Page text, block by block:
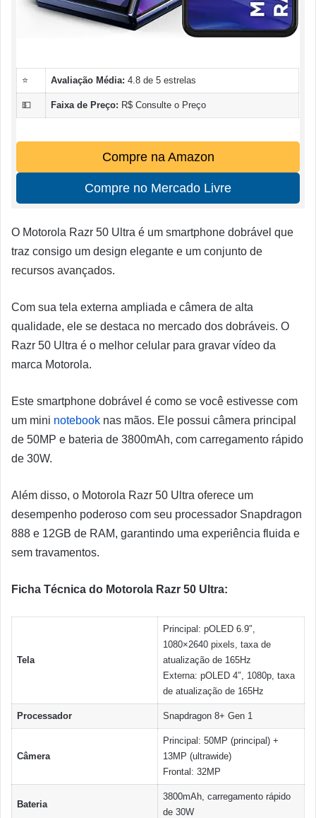
⭐ Avaliação Média: 4.8 de 5 estrelas
💵 Faixa de Preço: R$ Consulte o Preço
Compre na Amazon
Compre no Mercado Livre
O Motorola Razr 50 Ultra é um smartphone dobrável que
traz consigo um design elegante e um conjunto de
recursos avançados.
Com sua tela externa ampliada e câmera de alta
qualidade, ele se destaca no mercado dos dobráveis. O
Razr 50 Ultra é o melhor celular para gravar vídeo da
marca Motorola.
Este smartphone dobrável é como se você estivesse com
um mini notebook nas mãos. Ele possui câmera principal
de 50MP e bateria de 3800mAh, com carregamento rápido
de 30W.
Além disso, o Motorola Razr 50 Ultra oferece um
desempenho poderoso com seu processador Snapdragon
888 e 12GB de RAM, garantindo uma experiência fluida e
sem travamentos.
Ficha Técnica do Motorola Razr 50 Ultra:
Tela
Principal: pOLED 6.9″,
1080×2640 pixels, taxa de
atualização de 165Hz
Externa: pOLED 4″, 1080p, taxa
de atualização de 165Hz
Processador Snapdragon 8+ Gen 1
Câmera
Principal: 50MP (principal) +
13MP (ultrawide)
Frontal: 32MP
Bateria
3800mAh, carregamento rápido
de 30W